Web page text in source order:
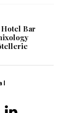
Bar